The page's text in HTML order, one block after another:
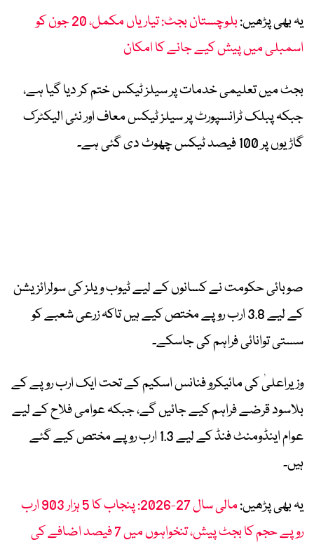
یہ بھی پڑھیں:
بلوچستان بجٹ: تیاریاں مکمل، 20 جون کو
اسمبلی میں پیش کیے جانے کا امکان
بجٹ میں تعلیمی خدمات پر سیلز ٹیکس ختم کر دیا گیا ہے،
جبکہ پبلک ٹرانسپورٹ پر سیلز ٹیکس معاف اور نئی الیکٹرک
گاڑیوں پر 100 فیصد ٹیکس چھوٹ دی گئی ہے۔
صوبائی حکومت نے کسانوں کے لیے ٹیوب ویلز کی سولرائزیشن
کے لیے 3.8 ارب روپے مختص کیے ہیں تاکہ زرعی شعبے کو
سستی توانائی فراہم کی جاسکے۔
وزیراعلیٰ کی مائیکرو فنانس اسکیم کے تحت ایک ارب روپے کے
بلاسود قرضے فراہم کیے جائیں گے، جبکہ عوامی فلاح کے لیے
عوام اینڈومنٹ فنڈ کے لیے 1.3 ارب روپے مختص کیے گئے
ہیں۔
یہ بھی پڑھیں:
مالی سال 27-2026: پنجاب کا 5 ہزار 903 ارب
روپے حجم کا بجٹ پیش، تنخواہوں میں 7 فیصد اضافے کی